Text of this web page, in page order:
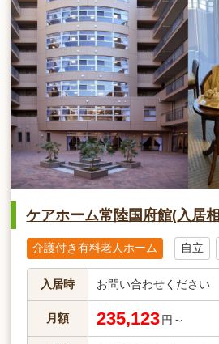
ケアホーム常陸国府館(入居
介護付き有料老人ホーム 自立
入居時 お問い合わせください
月額 235,123 円～